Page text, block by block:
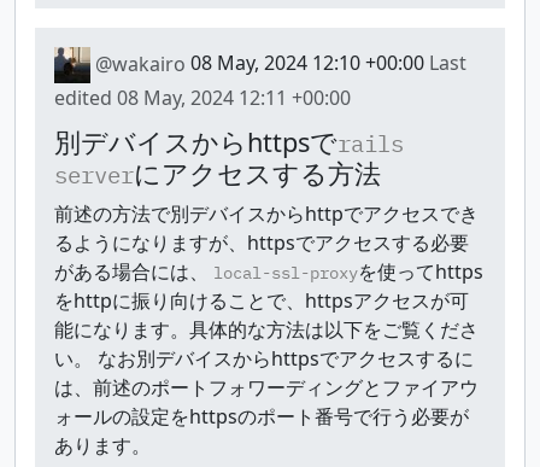
@wakairo 08 May, 2024 12:10 +00:00 Last
edited 08 May, 2024 12:11 +00:00
別デバイスからhttpsでrails
serverにアクセスする方法
前述の方法で別デバイスからhttpでアクセスでき
るようになりますが、httpsでアクセスする必要
がある場合には、
local-ssl-proxyを使ってhttps
をhttpに振り向けることで、httpsアクセスが可
能になります。具体的な方法は以下をご覧くださ
い。 なお別デバイスからhttpsでアクセスするに
は、前述のポートフォワーディングとファイアウ
ォールの設定をhttpsのポート番号で行う必要が
あります。